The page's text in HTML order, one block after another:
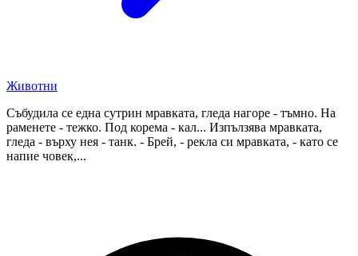
Животни
Събудила се една сутрин мравката, гледа нагоре - тъмно. На
раменете - тежко. Под корема - кал... Изпълзява мравката,
гледа - върху нея - танк. - Брей, - рекла си мравката, - като се
напие човек,...